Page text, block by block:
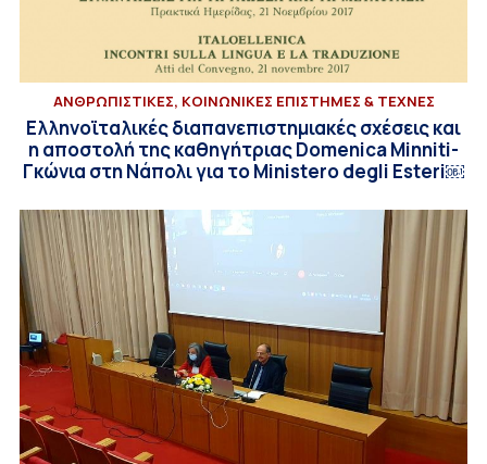
ΑΝΘΡΩΠΙΣΤΙΚΕΣ, ΚΟΙΝΩΝΙΚΕΣ ΕΠΙΣΤΗΜΕΣ & ΤΕΧΝΕΣ
Ελληνοϊταλικές διαπανεπιστημιακές σχέσεις και
η αποστολή της καθηγήτριας Domenica Minniti-
Γκώνια στη Νάπολι για το Ministero degli Esteri￼